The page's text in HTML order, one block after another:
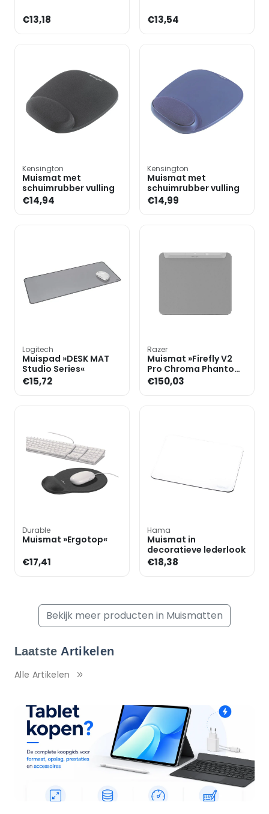
€13,18 €13,54
Kensington
Muismat met
schuimrubber vulling
€14,94
Kensington
Muismat met
schuimrubber vulling
€14,99
Logitech
Muispad »DESK MAT
Studio Series«
€15,72
Razer
Muismat »Firefly V2
Pro Chroma Phantom
Edition« wit
€150,03
Durable
Muismat »Ergotop«
€17,41
Hama
Muismat in
decoratieve lederlook
€18,38
Bekijk meer producten in Muismatten
Laatste Artikelen
Alle Artikelen